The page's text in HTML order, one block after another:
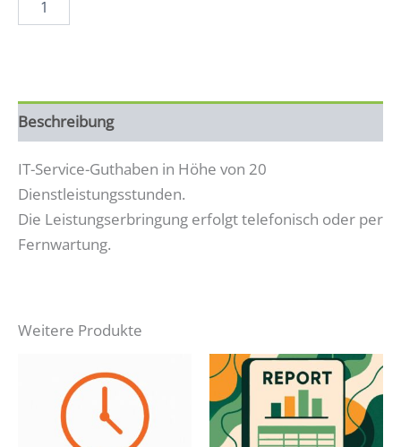
Beschreibung
IT-Service-Guthaben in Höhe von 20
Dienstleistungsstunden.
Die Leistungserbringung erfolgt telefonisch oder per
Fernwartung.
Weitere Produkte